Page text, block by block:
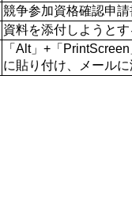
競争参加資格確認申
資料を添付しようと
「Alt」+「
に貼り付け、メールに